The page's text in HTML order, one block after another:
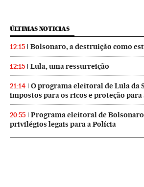
ÚLTIMAS NOTICIAS
12:15 Bolsonaro, a destruição como
12:15 Lula, uma ressurreição
21:14
O programa eleitoral de Lula da
impostos para os ricos e proteção
20:55
Programa eleitoral de
privilégios legais para a Polícia